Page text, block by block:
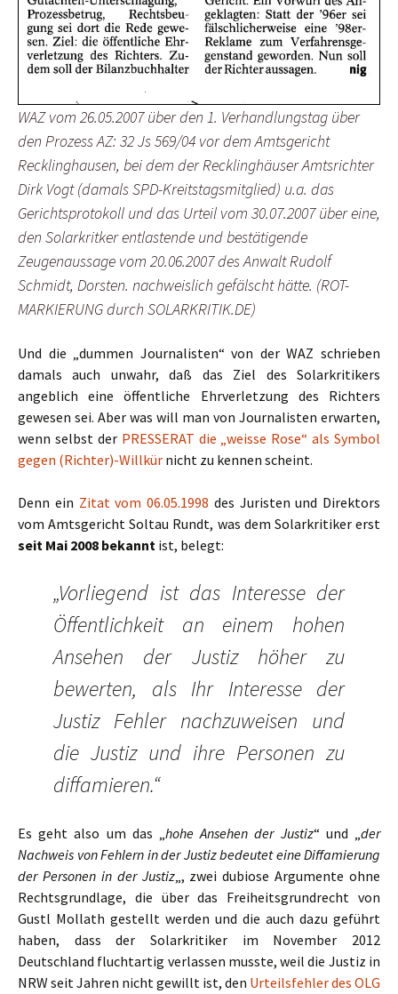
WAZ vom 26.05.2007 über den 1. Verhandlungstag über
den Prozess AZ: 32 Js 569/04 vor dem Amtsgericht
Recklinghausen, bei dem der Recklinghäuser Amtsrichter
Dirk Vogt (damals SPD-Kreitstagsmitglied) u.a. das
Gerichtsprotokoll und das Urteil vom 30.07.2007 über eine,
den Solarkritker entlastende und bestätigende
Zeugenaussage vom 20.06.2007 des Anwalt Rudolf
Schmidt, Dorsten. nachweislich gefälscht hätte. (ROT-
MARKIERUNG durch SOLARKRITIK.DE)
Und die „dummen Journalisten“ von der WAZ schrieben
damals auch unwahr, daß das Ziel des Solarkritikers
angeblich eine öffentliche Ehrverletzung des Richters
gewesen sei. Aber was will man von Journalisten erwarten,
wenn selbst der PRESSERAT die „weisse Rose“ als Symbol
gegen (Richter)-Willkür nicht zu kennen scheint.
Denn ein Zitat vom 06.05.1998 des Juristen und Direktors
vom Amtsgericht Soltau Rundt, was dem Solarkritiker erst
seit Mai 2008 bekannt ist, belegt:
„Vorliegend ist das Interesse der
Öffentlichkeit an einem hohen
Ansehen der Justiz höher zu
bewerten, als Ihr Interesse der
Justiz Fehler nachzuweisen und
die Justiz und ihre Personen zu
diffamieren.“
Es geht also um das „hohe Ansehen der Justiz“ und „der
Nachweis von Fehlern in der Justiz bedeutet eine Diffamierung
der Personen in der Justiz„, zwei dubiose Argumente ohne
Rechtsgrundlage, die über das Freiheitsgrundrecht von
Gustl Mollath gestellt werden und die auch dazu geführt
haben, dass der Solarkritiker im November 2012
Deutschland fluchtartig verlassen musste, weil die Justiz in
NRW seit Jahren nicht gewillt ist, den Urteilsfehler des OLG